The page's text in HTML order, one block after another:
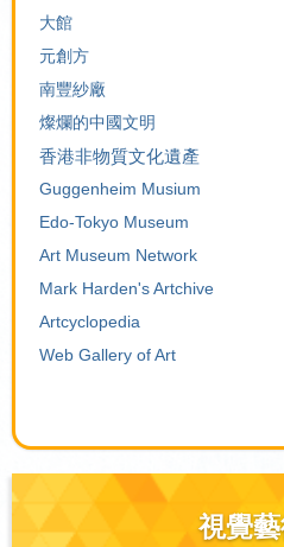
大館
元創方
南豐紗廠
燦爛的中國文明
香港非物質文化遺產
Guggenheim Musium
Edo-Tokyo Museum
Art Museum Network
Mark Harden's Artchive
Artcyclopedia
Web Gallery of Art
視覺